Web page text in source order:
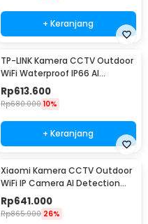
+ Keranjang
TP-LINK Kamera CCTV Outdoor
WiFi Waterproof IP66 AI
Detection 4MP 2K - Tapo
C520WS
Rp613.600
Rp680.000 10%
+ Keranjang
Xiaomi Kamera CCTV Outdoor
WiFi IP Camera AI Detection
IP66 4MP 2.5K - CW400
Rp641.000
Rp865.900 26%